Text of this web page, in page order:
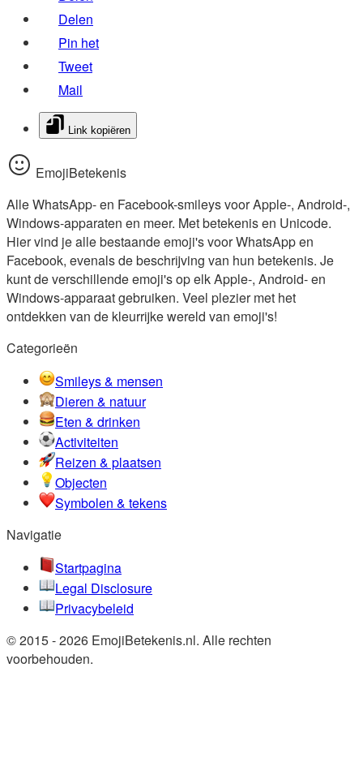
Delen
Pin het
Tweet
Mail
Link kopiëren
EmojiBetekenis
Alle WhatsApp- en Facebook-smileys voor Apple-, Android-,
Windows-apparaten en meer. Met betekenis en Unicode.
Hier vind je alle bestaande emoji's voor WhatsApp en
Facebook, evenals de beschrijving van hun betekenis. Je
kunt de verschillende emoji's op elk Apple-, Android- en
Windows-apparaat gebruiken. Veel plezier met het
ontdekken van de kleurrijke wereld van emoji's!
Categorieën
Smileys & mensen
Dieren & natuur
Eten & drinken
Activiteiten
Reizen & plaatsen
Objecten
Symbolen & tekens
Navigatie
Startpagina
Legal Disclosure
Privacybeleid
© 2015 - 2026 EmojiBetekenis.nl. Alle rechten
voorbehouden.